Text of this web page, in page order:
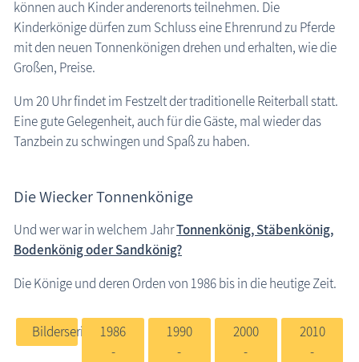
können auch Kinder anderenorts teilnehmen. Die
Kinderkönige dürfen zum Schluss eine Ehrenrund zu Pferde
mit den neuen Tonnenkönigen drehen und erhalten, wie die
Großen, Preise.
Um 20 Uhr findet im Festzelt der traditionelle Reiterball statt.
Eine gute Gelegenheit, auch für die Gäste, mal wieder das
Tanzbein zu schwingen und Spaß zu haben.
Die Wiecker Tonnenkönige
Und wer war in welchem JahrTonnenkönig, Stäbenkönig,
Bodenkönig oder Sandkönig?
Die Könige und deren Orden von 1986 bis in die heutige Zeit.
Bilderserien
1986
-
1990
-
2000
-
2010
-